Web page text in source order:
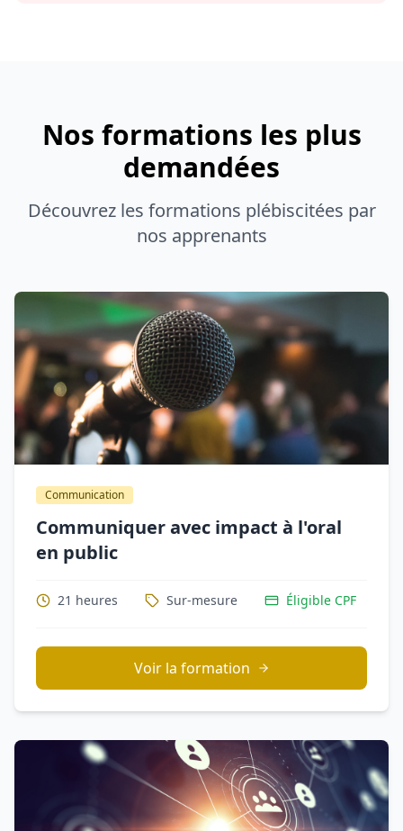
Nos formations les plus
demandées
Découvrez les formations plébiscitées par
nos apprenants
Communication
Communiquer avec impact à l'oral
en public
21 heures Sur-mesure Éligible CPF
Voir la formation